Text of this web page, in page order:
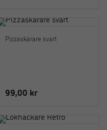
priset
priset
Pizzaskärare svart
99,00 kr